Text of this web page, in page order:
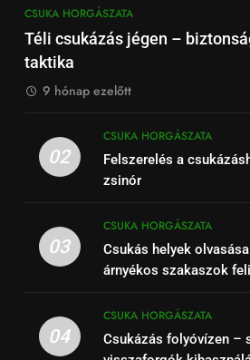
CSUKA HORGÁSZATA
Téli csukázás jégen –
taktika
9 hónap ezelőtt
02
CSUKA HORGÁSZATA
Felszerelés a
zsinór
03
CSUKA HORGÁSZATA
Csukás helyek
árnyékos szakaszok
04
CSUKA HORGÁSZATA
Csukázás folyóvízen –